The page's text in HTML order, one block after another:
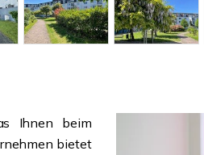
Ihnen beim
bietet